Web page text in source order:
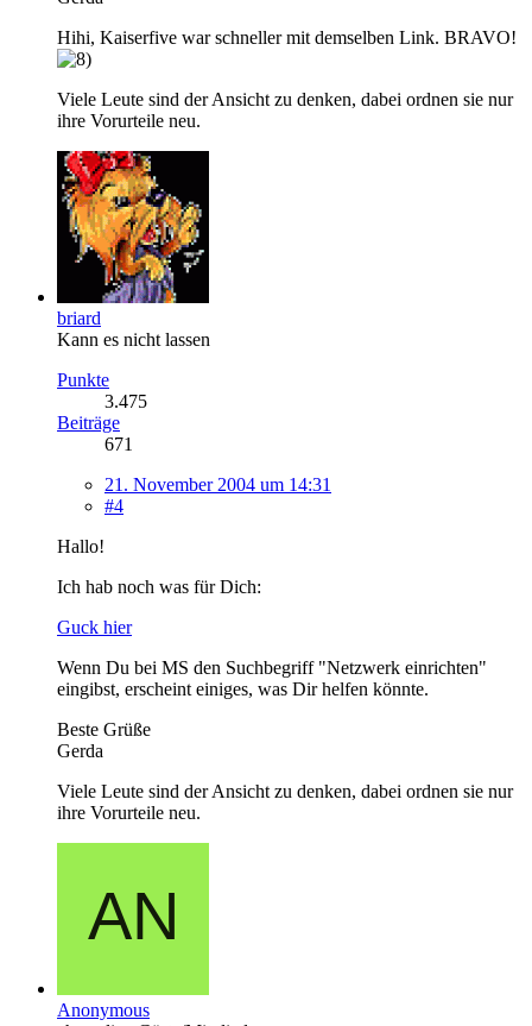
Hihi, Kaiserfive war schneller mit demselben Link. BRAVO!
Viele Leute sind der Ansicht zu denken, dabei ordnen sie nur
ihre Vorurteile neu.
briard
Kann es nicht lassen
Punkte
3.475
Beiträge
671
21. November 2004 um 14:31
#4
Hallo!
Ich hab noch was für Dich:
Guck hier
Wenn Du bei MS den Suchbegriff "Netzwerk einrichten"
eingibst, erscheint einiges, was Dir helfen könnte.
Beste Grüße
Gerda
Viele Leute sind der Ansicht zu denken, dabei ordnen sie nur
ihre Vorurteile neu.
Anonymous